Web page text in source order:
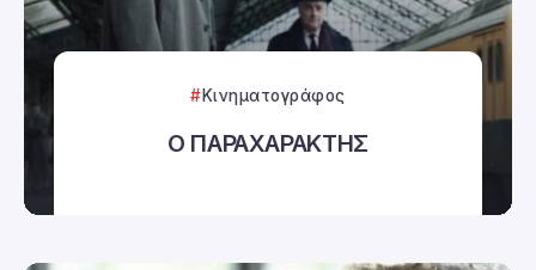
Κινηματογράφος
Ο ΠΑΡΑΧΑΡΑΚΤΗΣ